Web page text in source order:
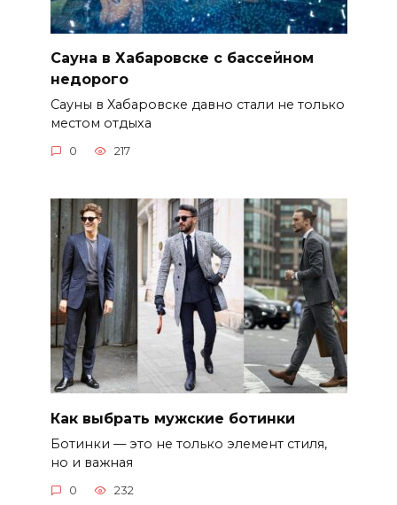
Сауна в Хабаровске с бассейном
недорого
Сауны в Хабаровске давно стали не только
местом отдыха
0 217
Как выбрать мужские ботинки
Ботинки — это не только элемент стиля,
но и важная
0 232